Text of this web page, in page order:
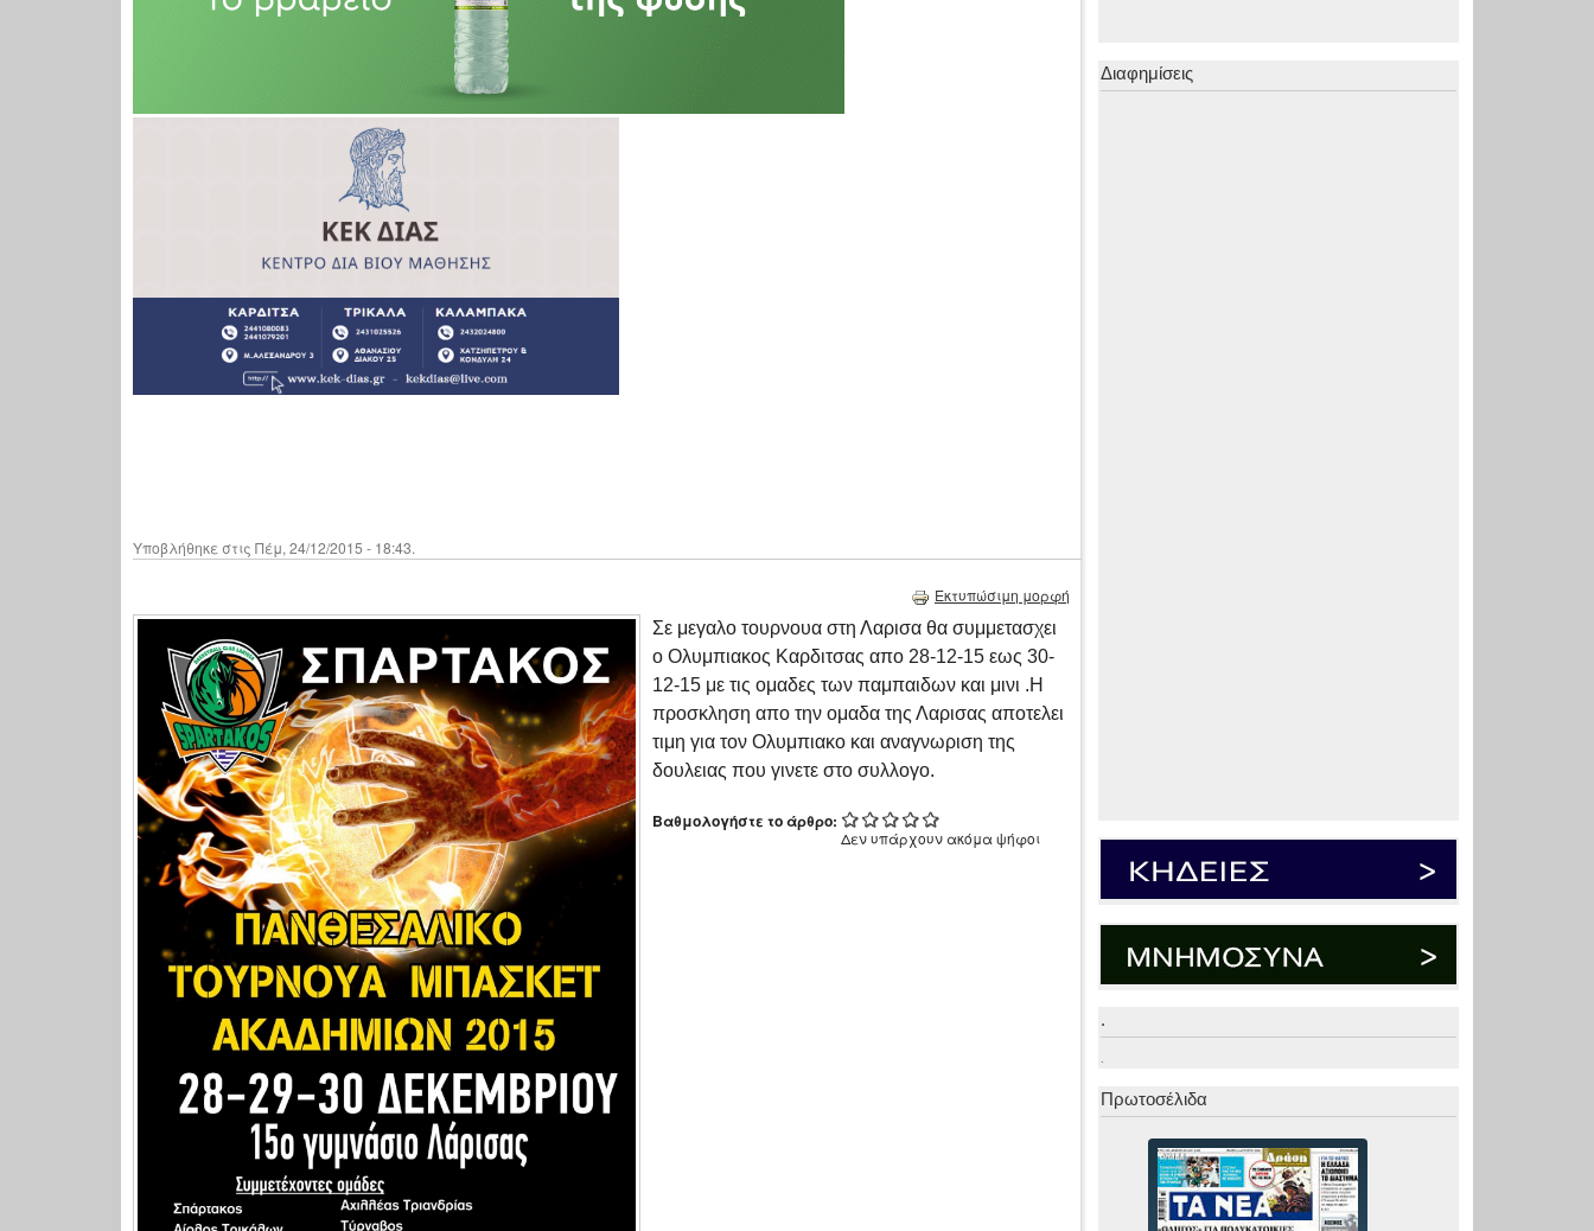
Υποβλήθηκε στις Πέμ, 24/12/2015 - 18:43.
Εκτυπώσιμη μορφή
Σε μεγαλο τουρνουα στη Λαρισα θα συμμετασχει
ο Ολυμπιακος Καρδιτσας απο 28-12-15 εως 30-
12-15 με τις ομαδες των παμπαιδων και μινι .Η
προσκληση απο την ομαδα της Λαρισας αποτελει
τιμη για τον Ολυμπιακο και αναγνωριση της
δουλειας που γινετε στο συλλογο.
Βαθμολογήστε το άρθρο:
Δεν υπάρχουν ακόμα ψήφοι
Διαφημίσεις
.
.
Πρωτοσέλιδα